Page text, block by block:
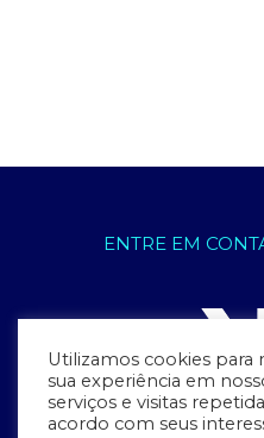
ENTRE EM
Utilizamos cookies para
sua experiência em
serviços e visitas
acordo com seus